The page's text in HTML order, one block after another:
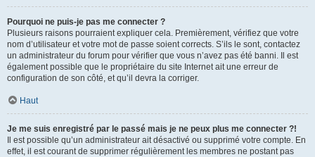
Pourquoi ne puis-je pas me connecter ?
Plusieurs raisons pourraient expliquer cela. Premièrement, vérifiez que votre
nom d’utilisateur et votre mot de passe soient corrects. S’ils le sont, contactez
un administrateur du forum pour vérifier que vous n’avez pas été banni. Il est
également possible que le propriétaire du site Internet ait une erreur de
configuration de son côté, et qu’il devra la corriger.
Haut
Je me suis enregistré par le passé mais je ne peux plus me connecter ?!
Il est possible qu’un administrateur ait désactivé ou supprimé votre compte. En
effet, il est courant de supprimer régulièrement les membres ne postant pas